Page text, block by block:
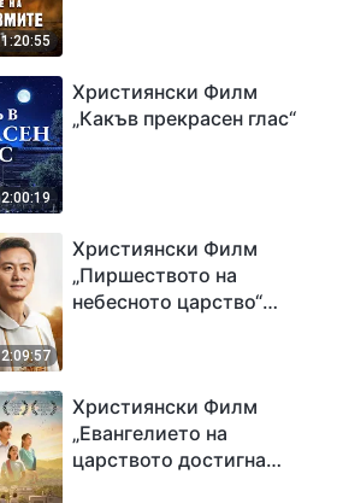
1:20:55
2:00:19
Християнски Филм
„Какъв прекрасен глас“
2:09:57
Християнски Филм
„Пиршеството на
небесното царство“
Християнски Филм
„Евангелието на
царството достигна